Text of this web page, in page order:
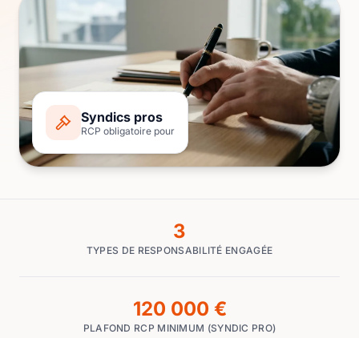
Syndics pros
RCP obligatoire pour
TYPES DE RESPONSABILITÉ ENGAGÉE
3
PLAFOND RCP MINIMUM (SYNDIC PRO)
120 000 €